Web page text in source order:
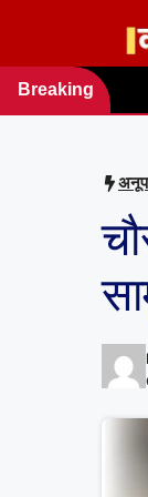
content
Breaking